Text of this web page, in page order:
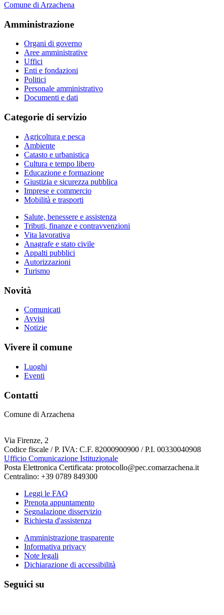
Comune di Arzachena
Amministrazione
Organi di governo
Aree amministrative
Uffici
Enti e fondazioni
Politici
Personale amministrativo
Documenti e dati
Categorie di servizio
Agricoltura e pesca
Ambiente
Catasto e urbanistica
Cultura e tempo libero
Educazione e formazione
Giustizia e sicurezza pubblica
Imprese e commercio
Mobilità e trasporti
Salute, benessere e assistenza
Tributi, finanze e contravvenzioni
Vita lavorativa
Anagrafe e stato civile
Appalti pubblici
Autorizzazioni
Turismo
Novità
Comunicati
Avvisi
Notizie
Vivere il comune
Luoghi
Eventi
Contatti
Comune di Arzachena
Via Firenze, 2
Codice fiscale / P. IVA: C.F. 82000900900 / P.I. 00330040908
Ufficio Comunicazione Istituzionale
Posta Elettronica Certificata: protocollo@pec.comarzachena.it
Centralino: +39 0789 849300
Leggi le FAQ
Prenota appuntamento
Segnalazione disservizio
Richiesta d'assistenza
Amministrazione trasparente
Informativa privacy
Note legali
Dichiarazione di accessibilità
Seguici su